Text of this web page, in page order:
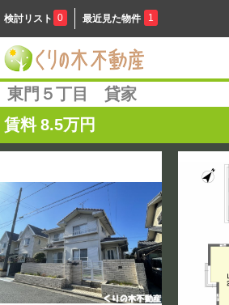
検討リスト 0 最近見た物件 1
東門５丁目 貸家
賃料 8.5万円